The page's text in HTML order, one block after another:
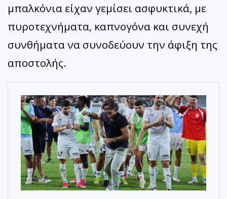
μπαλκόνια είχαν γεμίσει ασφυκτικά, με
πυροτεχνήματα, καπνογόνα και συνεχή
συνθήματα να συνοδεύουν την άφιξη της
αποστολής.